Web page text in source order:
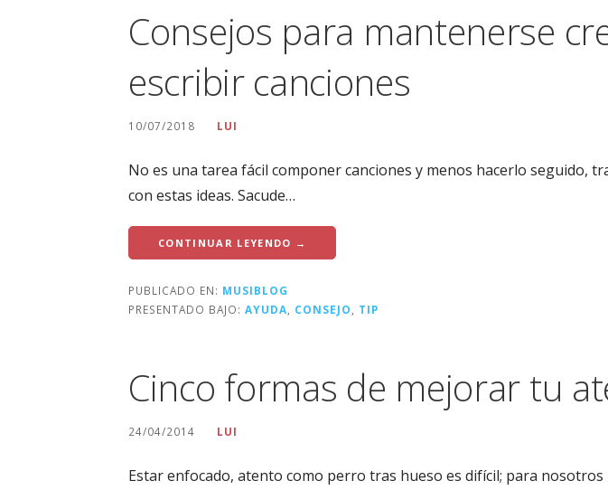
Consejos para mantenerse
escribir canciones
10/07/2018 LUI
No es una tarea fácil componer canciones y menos hacerlo seguido,
con estas ideas. Sacude…
CONTINUAR LEYENDO →
PUBLICADO EN: MUSIBLOG
PRESENTADO BAJO: AYUDA CONSEJO TIP
Cinco formas de mejorar tu
24/04/2014 LUI
Estar enfocado, atento como perro tras hueso es difícil; para nosotros